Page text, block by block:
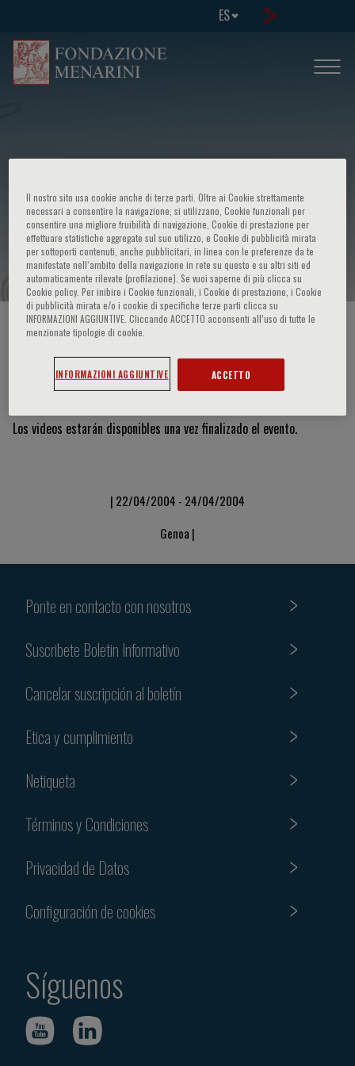
ES
IV meeting internazionale -
"Hirschsprung disease and related
neurocristopathies"
HOME PAGE / CURSOS Y EVENTOS
Vídeos y diapositivas
Los videos estarán disponibles una vez finalizado el evento.
| 22/04/2004 - 24/04/2004
Genoa |
Ponte en contacto con nosotros
Suscribete Boletin Informativo
Cancelar suscripción al boletín
Etica y cumplimiento
Netiqueta
Términos y Condiciones
Privacidad de Datos
Configuración de cookies
Síguenos
Il nostro sito usa cookie anche di terze parti. Oltre ai Cookie strettamente
necessari a consentire la navigazione, si utilizzano, Cookie funzionali per
consentire una migliore fruibilità di navigazione, Cookie di prestazione per
effettuare statistiche aggregate sul suo utilizzo, e Cookie di pubblicità mirata
per sottoporti contenuti, anche pubblicitari, in linea con le preferenze da te
manifestate nell‘ambito della navigazione in rete su questo e su altri siti ed
automaticamente rilevate (profilazione). Se vuoi saperne di più clicca su
Cookie policy. Per inibire i Cookie funzionali, i Cookie di prestazione, i Cookie
di pubblicità mirata e/o i cookie di specifiche terze parti clicca su
INFORMAZIONI AGGIUNTIVE. Cliccando ACCETTO acconsenti all’uso di tutte le
menzionate tipologie di cookie.
INFORMAZIONI AGGIUNTIVE ACCETTO